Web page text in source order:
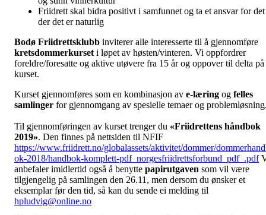
Friidrett skal bidra positivt i samfunnet og ta et ansvar for det
der det er naturlig
Bodø Friidrettsklubb inviterer alle interesserte til å gjennomføre
kretsdommerkurset i løpet av høsten/vinteren. Vi oppfordrer
foreldre/foresatte og aktive utøvere fra 15 år og oppover til delta på
kurset.
Kurset gjennomføres som en kombinasjon av e-læring og felles
samlinger for gjennomgang av spesielle temaer og
Til gjennomføringen av kurset trenger du «Friidrettens håndbok
2019». Den finnes på nettsiden til NFIF
https://www.friidrett.no/globalassets/aktivitet/dommer/
ok-2018/handbok-komplett-pdf_norgesfriidrettsforbund_pdf_.pdf
anbefaler imidlertid også å benytte papirutgaven som vil være
tilgjengelig på samlingen den 26.11, men dersom du ønsker et
eksemplar før den tid, så kan du sende ei melding til
hpludvig@online.no